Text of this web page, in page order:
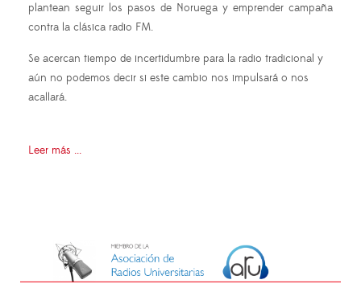
plantean seguir los pasos de Noruega y emprender campaña
contra la clásica radio FM.
Se acercan tiempo de incertidumbre para la radio tradicional y
aún no podemos decir si este cambio nos impulsará o nos
acallará.
Leer más ...